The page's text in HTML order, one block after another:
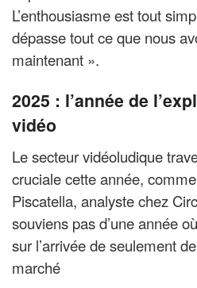
L’enthousiasme est tout
dépasse tout ce que nous
maintenant ».
2025 : l’année de
vidéo
Le secteur vidéoludique
cruciale cette année,
Piscatella, analyste chez
souviens pas d’une année
sur l’arrivée de seulement
marché